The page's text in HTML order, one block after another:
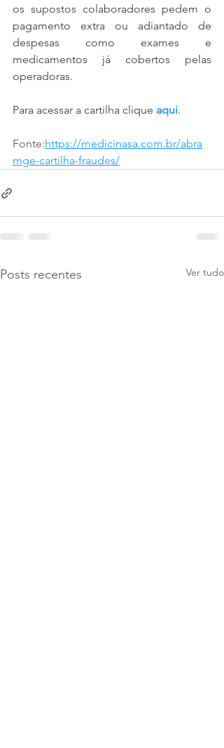
os supostos colaboradores pedem o
pagamento extra ou adiantado de
despesas como exames e
medicamentos já cobertos pelas
operadoras.
Para acessar a cartilha clique aqui.
Fonte:https://medicinasa.com.br/abra
mge-cartilha-fraudes/
Posts recentes Ver tudo